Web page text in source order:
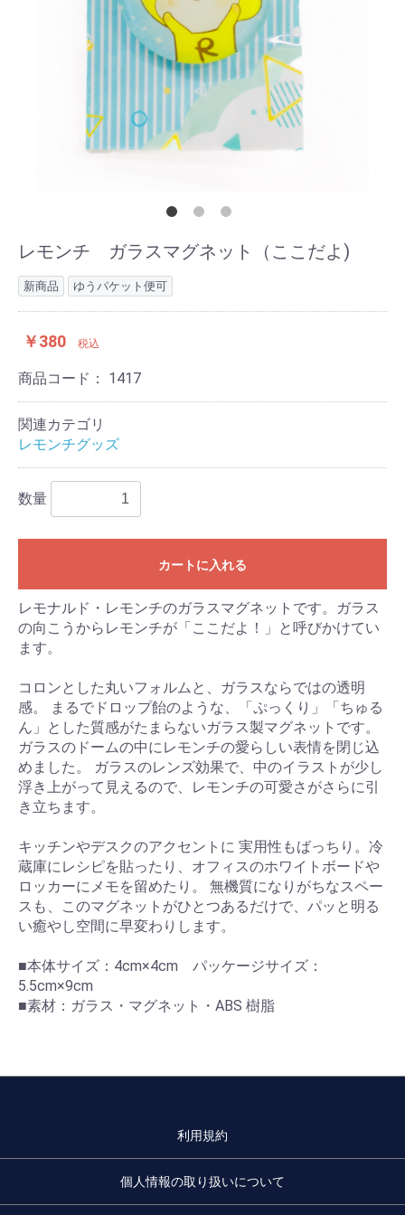
レモンチ ガラスマグネット（ここだよ)
新商品 ゆうパケット便可
￥380 税込
商品コード： 1417
関連カテゴリ
レモンチグッズ
数量
カートに入れる
レモナルド・レモンチのガラスマグネットです。ガラス
の向こうからレモンチが「ここだよ！」と呼びかけてい
ます。
コロンとした丸いフォルムと、ガラスならではの透明
感。 まるでドロップ飴のような、「ぷっくり」「ちゅる
ん」とした質感がたまらないガラス製マグネットです。
ガラスのドームの中にレモンチの愛らしい表情を閉じ込
めました。 ガラスのレンズ効果で、中のイラストが少し
浮き上がって見えるので、レモンチの可愛さがさらに引
き立ちます。
キッチンやデスクのアクセントに 実用性もばっちり。冷
蔵庫にレシピを貼ったり、オフィスのホワイトボードや
ロッカーにメモを留めたり。 無機質になりがちなスペー
スも、このマグネットがひとつあるだけで、パッと明る
い癒やし空間に早変わりします。
■本体サイズ：4cm×4cm パッケージサイズ：
5.5cm×9cm
■素材：ガラス・マグネット・ABS 樹脂
利用規約
個人情報の取り扱いについて